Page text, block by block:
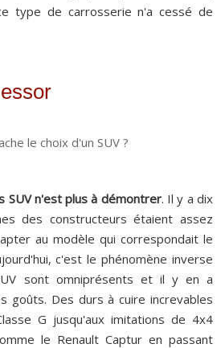
type de carrosserie n'a cessé de
SUV n'est plus à démontrer. Il y a dix
des constructeurs étaient assez
au modèle qui correspondait le
c'est le phénomène inverse
sont omniprésents et il y en a
goûts. Des durs à cuire increvables
G jusqu'aux imitations de 4x4
le Renault Captur en passant